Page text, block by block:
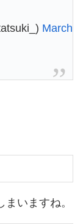
March
いますね。